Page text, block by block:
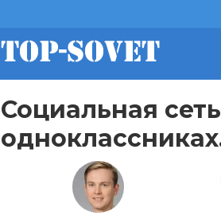
footer
menu
Социальная